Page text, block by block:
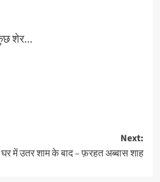
शेर…
Next:
में उतर शाम के बाद – फ़रहत अब्बास शाह